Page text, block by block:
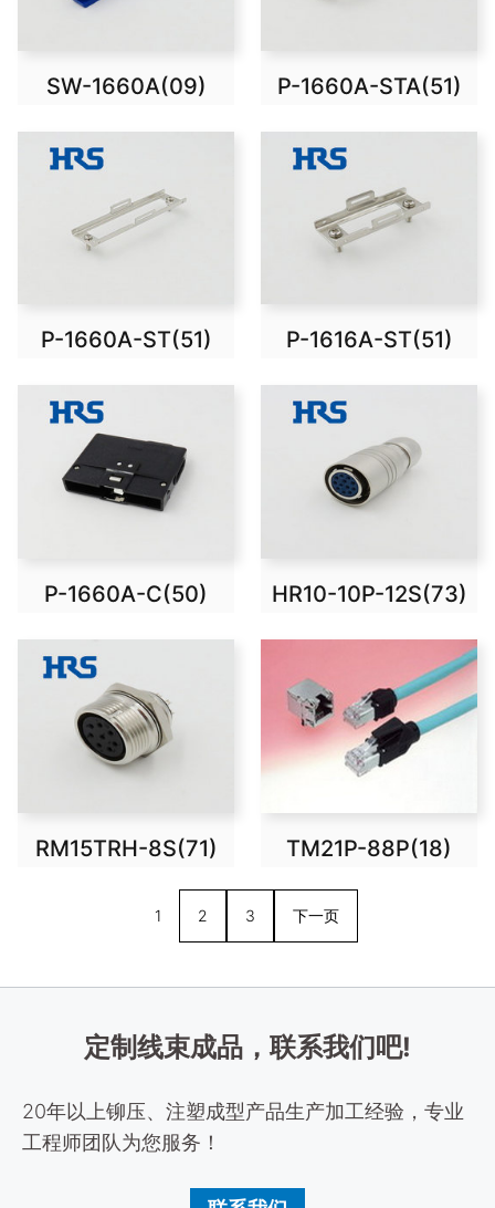
SW-1660A(09) P-1660A-STA(51)
P-1660A-ST(51) P-1616A-ST(51)
P-1660A-C(50) HR10-10P-12S(73)
RM15TRH-8S(71) TM21P-88P(18)
1 2 3 下一页
定制线束成品，联系我们吧!
20年以上铆压、注塑成型产品生产加工经验，专业
工程师团队为您服务！